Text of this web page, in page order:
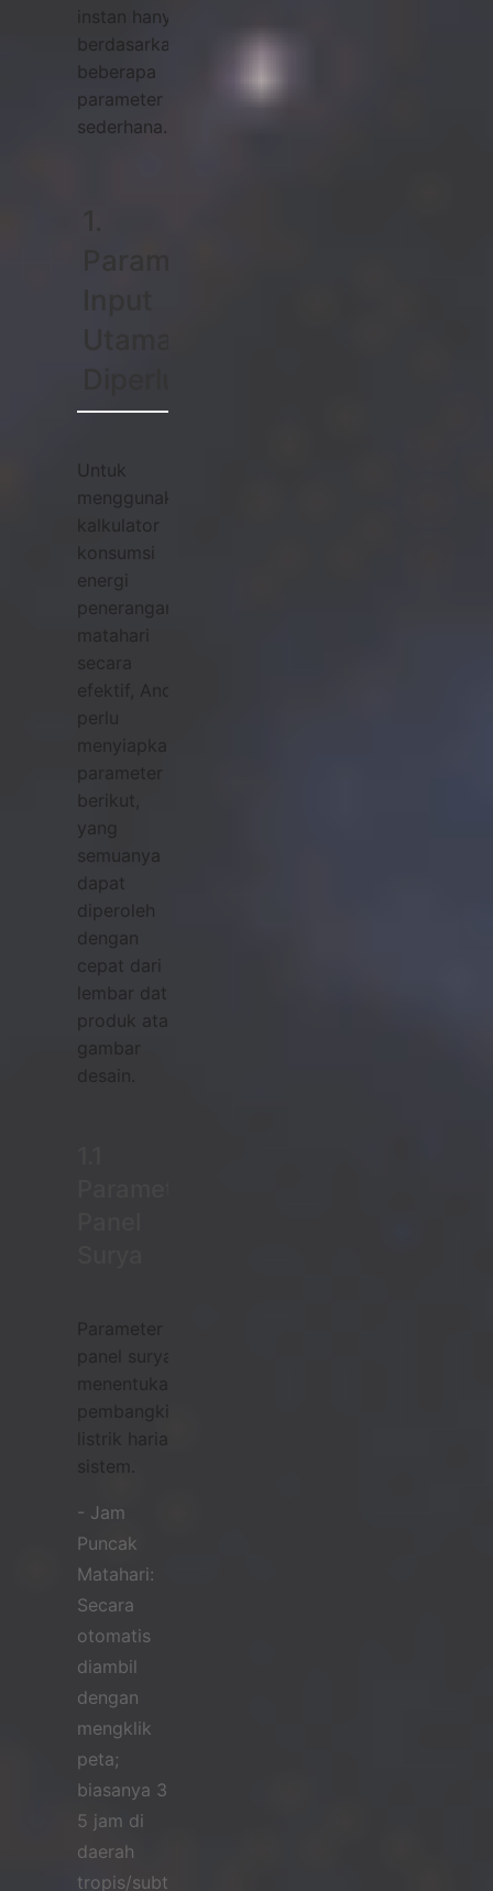
instan hanya
berdasarkan
beberapa
parameter
sederhana.
Untuk
menggunakan
kalkulator
konsumsi
energi
penerangan
matahari
secara
efektif, Anda
perlu
menyiapkan
parameter
berikut,
yang
semuanya
dapat
diperoleh
dengan
cepat dari
lembar data
produk atau
gambar
desain.
Parameter
panel surya
menentukan
pembangkitan
listrik harian
sistem.
- Jam
Puncak
Matahari:
Secara
otomatis
diambil
dengan
mengklik
peta;
biasanya 3-
5 jam di
daerah
tropis/subtropis